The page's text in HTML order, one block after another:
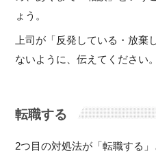
ょう。
上司が「反発している・放棄
ないように、伝えてください。
転職する
2つ目の対処法が「転職する」